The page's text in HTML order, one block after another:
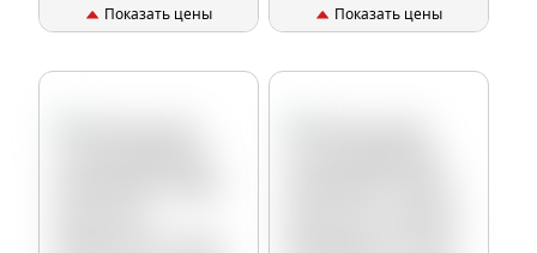
Показать цены Показать цены